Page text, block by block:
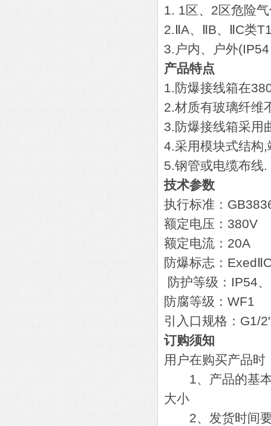
1. 1区、2区危险
2.ⅡA、ⅡB、ⅡC类
3.户内、户外
产品特点
1.防爆接线箱在
2.材质有玻璃纤维
3.防爆接线箱采用
4.采用模块式结构
5.钢管或电缆布线.
技术参数
执行标准：
额定电压：380V
额定电流：20A
防爆标志：
防护等级：IP54
防腐等级：WF1
引入口规格：G1/
订购须知
用户在购买产品
1、产品的基本
大小
2、发货时间